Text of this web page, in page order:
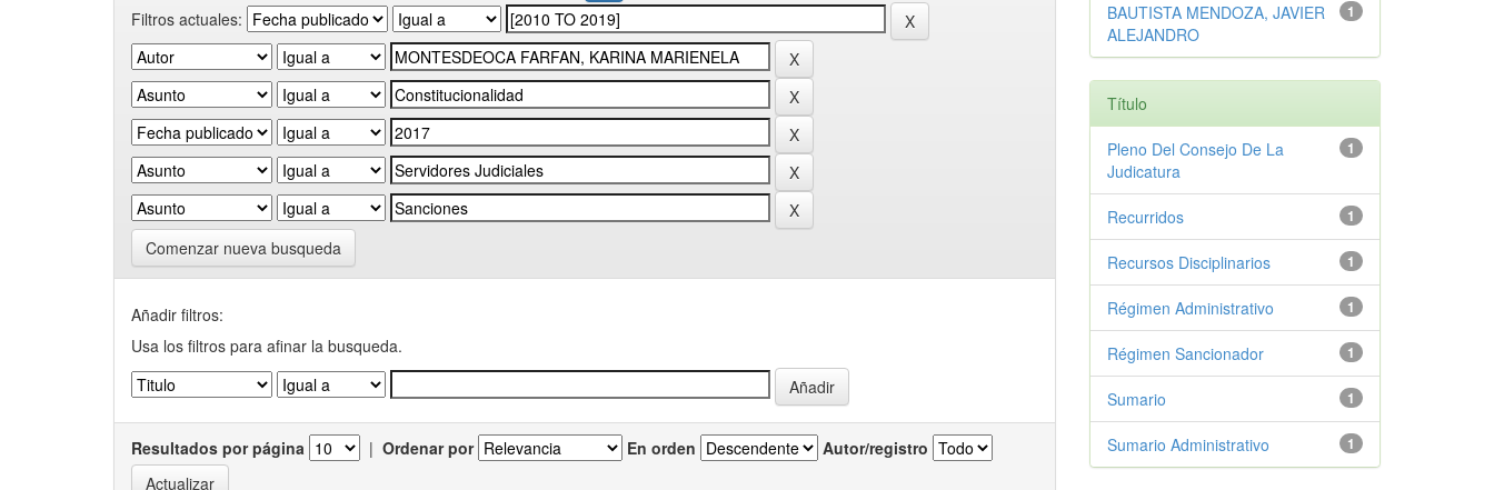
Filtros actuales:
Comenzar nueva busqueda
Añadir filtros:
Usa los filtros para afinar la busqueda.
Resultados por página | Ordenar por En orden Autor/registro
1
BAUTISTA MENDOZA, JAVIER
ALEJANDRO
Título
1
Pleno Del Consejo De La
Judicatura
1
Recurridos
1
Recursos Disciplinarios
1
Régimen Administrativo
1
Régimen Sancionador
1
Sumario
1
Sumario Administrativo